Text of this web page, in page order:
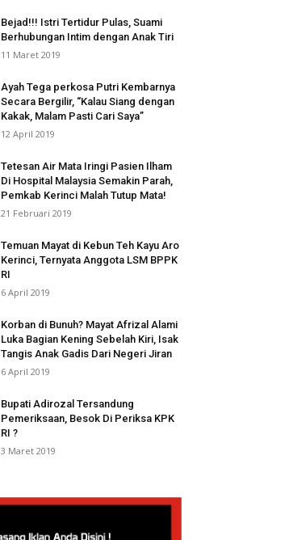
Bejad!!! Istri Tertidur Pulas, Suami
Berhubungan Intim dengan Anak Tiri
11 Maret 2019
Ayah Tega perkosa Putri Kembarnya
Secara Bergilir, “Kalau Siang dengan
Kakak, Malam Pasti Cari Saya”
12 April 2019
Tetesan Air Mata Iringi Pasien Ilham
Di Hospital Malaysia Semakin Parah,
Pemkab Kerinci Malah Tutup Mata!
21 Februari 2019
Temuan Mayat di Kebun Teh Kayu Aro
Kerinci, Ternyata Anggota LSM BPPK
RI
6 April 2019
Korban di Bunuh? Mayat Afrizal Alami
Luka Bagian Kening Sebelah Kiri, Isak
Tangis Anak Gadis Dari Negeri Jiran
6 April 2019
Bupati Adirozal Tersandung
Pemeriksaan, Besok Di Periksa KPK
RI ?
3 Maret 2019